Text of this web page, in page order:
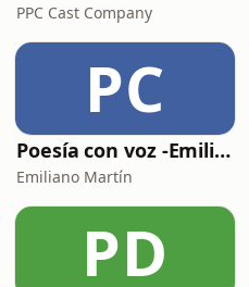
PPC Cast Company
PC
Poesía con voz -Emiliano Martín- Podcasts
Emiliano Martín
PD